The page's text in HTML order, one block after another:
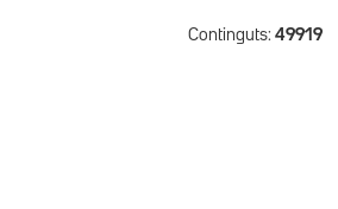
Continguts: 49919